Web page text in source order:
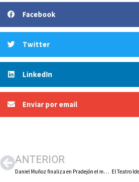
Facebook
Twitter
LinkedIn
Enviar por email
ANTERIOR
Daniel Muñoz finaliza en Pradejón el mural dedicado a la independencia que la localidad logró en 1803 con respecto a Calahorra